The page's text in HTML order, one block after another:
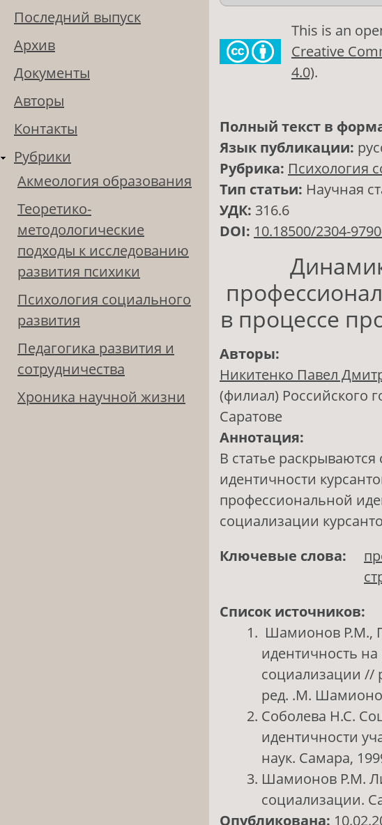
Последний выпуск
Архив
Документы
Авторы
Контакты
Рубрики
Акмеология образования
Теоретико-
методологические
подходы к исследованию
развития психики
Психология социального
развития
Педагогика развития и
сотрудничества
Хроника научной жизни
This is an
Creative
4.0).
Полный текст в
Язык публикации:
Рубрика: Психология
Тип статьи: Научная
УДК: 316.6
DOI: 10.18500/2304-
в процессе
Авторы:
Никитенко Павел
(филиал) Российского
Саратове
Аннотация:
В статье
идентичности
профессиональной
социализации
Ключевые слова:
Список источников:
Шамионов Р.М.,
идентичность
социализации //
ред. .М.
Соболева Н.С.
идентичности
наук. Самара,
Шамионов Р.М.
социализации.
Опубликована: